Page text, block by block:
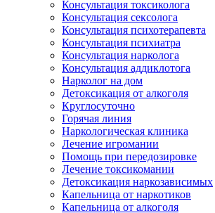
Консультация токсиколога
Консультация сексолога
Консультация психотерапевта
Консультация психиатра
Консультация нарколога
Консультация аддиклотога
Нарколог на дом
Детоксикация от алкоголя
Круглосуточно
Горячая линия
Наркологическая клиника
Лечение игромании
Помощь при передозировке
Лечение токсикомании
Детоксикация наркозависимых
Капельница от наркотиков
Капельница от алкоголя